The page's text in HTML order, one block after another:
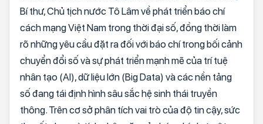
Bí thư, Chủ tịch nước Tô Lâm về phát triển báo chí
cách mạng Việt Nam trong thời đại số, đồng thời làm
rõ những yêu cầu đặt ra đối với báo chí trong bối cảnh
chuyển đổi số và sự phát triển mạnh mẽ của trí tuệ
nhân tạo (AI), dữ liệu lớn (Big Data) và các nền tảng
số đang tái định hình sâu sắc hệ sinh thái truyền
thông. Trên cơ sở phân tích vai trò của độ tin cậy, sức